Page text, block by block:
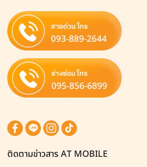
ติดตามข่าวสาร AT MOBILE